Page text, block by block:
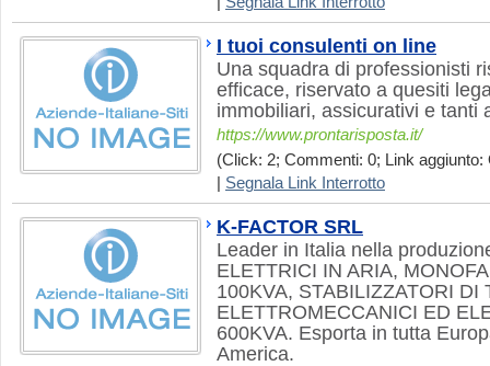
I tuoi consulenti on line
Una squadra di professionisti
efficace, riservato a quesiti
immobiliari, assicurativi e tanti
https://www.prontarisposta.it/
(Click: 2; Commenti: 0; Link aggiunto:
Segnala Link Interrotto
K-FACTOR SRL
Leader in Italia nella
ELETTRICI IN ARIA,
100KVA, STABILIZZATORI DI
ELETTROMECCANICI ED
600KVA. Esporta in tutta
America.